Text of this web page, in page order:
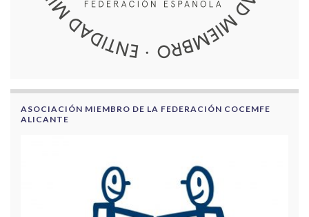
ASOCIACIÓN MIEMBRO DE LA FEDERACIÓN COCEMFE
ALICANTE